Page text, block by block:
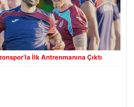
İlk Antrenmanına Çıktı